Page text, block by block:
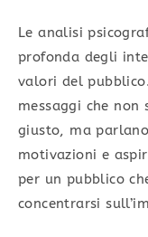
Le analisi
profonda degli
valori del
messaggi che
giusto, ma
motivazioni e
per un pubblico
concentrarsi